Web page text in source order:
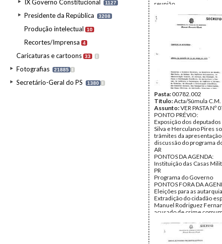
IX Governo Constitucional 1127
Presidente da República 3208
Produção intelectual 10
Recortes/Imprensa 4
Caricaturas e cartoons 33 I
Fotografias 21885 I
Secretário-Geral do PS 1380 I
reunião.
Fundo:
AMS - Arquivo
Tipo Documental:ACTAS
Pasta:00782.002
Título:Acta/Súmula C.M.
Assunto:VER PASTA Nº
PONTO PRÉVIO:
Exposição dos
Silva e Herculano Pires
trâmites da
discussão do programa
AR
PONTOS DA AGENDA:
Instituição das Casas
PR
Programa do Governo
PONTOS FORA DA
Eleições para as
Extradição do cidadão
Manuel Rodriguez
acusado de crime
pelo restabelecimento
Pinheiro de Azevedo
Data:Sábado, 31 de